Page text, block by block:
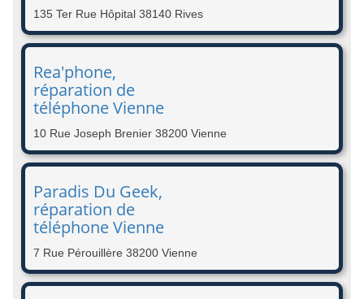
135 Ter Rue Hôpital 38140 Rives
Rea'phone,
réparation de
téléphone Vienne
10 Rue Joseph Brenier 38200 Vienne
Paradis Du Geek,
réparation de
téléphone Vienne
7 Rue Pérouillère 38200 Vienne